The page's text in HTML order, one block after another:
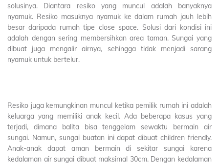
solusinya. Diantara resiko yang muncul adalah banyaknya
nyamuk. Resiko masuknya nyamuk ke dalam rumah jauh lebih
besar daripada rumah tipe close space. Solusi dari kondisi ini
adalah dengan sering membersihkan area taman. Sungai yang
dibuat juga mengalir airnya, sehingga tidak menjadi sarang
nyamuk untuk bertelur.
Resiko juga kemungkinan muncul ketika pemilik rumah ini adalah
keluarga yang memiliki anak kecil. Ada beberapa kasus yang
terjadi, dimana balita bisa tenggelam sewaktu bermain air
sungai. Namun, sungai buatan ini dapat dibuat children friendly.
Anak-anak dapat aman bermain di sekitar sungai karena
kedalaman air sungai dibuat maksimal 30cm. Dengan kedalaman